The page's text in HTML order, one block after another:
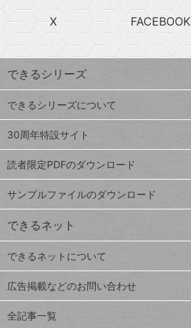
search
検
索
上
昇
ワ
ー
ド
Google
スプレ
ッドシ
ート
iPhone
VLOOKUP
close
閉じ
る
ら
探
す
ト
ッ
プ
ペ
ジ
連載
Excel Q&A
トイアンナ流仕
事術
X FACEBOOK
できるシリーズ
できるシリーズについて
30周年特設サイト
読者限定PDFのダウンロード
サンプルファイルのダウンロード
できるネット
できるネットについて
広告掲載などのお問い合わせ
全記事一覧